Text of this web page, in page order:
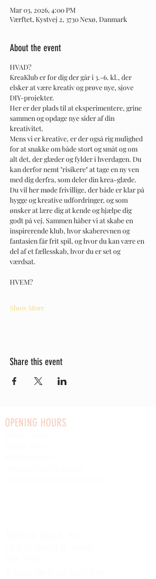
Mar 03, 2026, 4:00 PM
Værftet, Kystvej 2, 3730 Nexø, Danmark
About the event
HVAD?
KreaKlub er for dig der går i 3.-6. kl., der
elsker at være kreativ og prøve nye, sjove
DIY-projekter.
Her er der plads til at eksperimentere, grine
sammen og opdage nye sider af din
kreativitet.
Mens vi er kreative, er der også rig mulighed
for at snakke om både stort og småt og om
alt det, der glæder og fylder i hverdagen. Du
kan derfor nemt "risikere" at tage en ny ven
med dig derfra, som deler din krea-glæde.
Du vil her møde frivillige, der både er klar på
hygge og kreative udfordringer, og som
ønsker at lære dig at kende og hjælpe dig
godt på vej. Sammen håber vi at skabe en
inspirerende klub, hvor skaberevnen og
fantasien får frit spil, og hvor du kan være en
del af et fællesskab, hvor du er set og
værdsat.
HVEM?
Show More
Share this event
OPENING HOURS